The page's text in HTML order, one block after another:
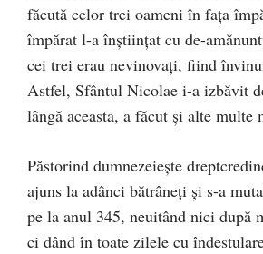
făcută celor trei oameni în faţa
împărat l-a înştiinţat cu de-
cei trei erau nevinovaţi, fiind
Astfel, Sfântul Nicolae i-a izbăvit
lângă aceasta, a făcut şi alte multe
Păstorind dumnezeieşte
ajuns la adânci bătrâneţi şi s-a
pe la anul 345, neuitând nici după
ci dând în toate zilele cu